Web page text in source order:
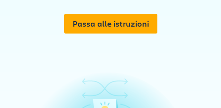
Passa alle istruzioni